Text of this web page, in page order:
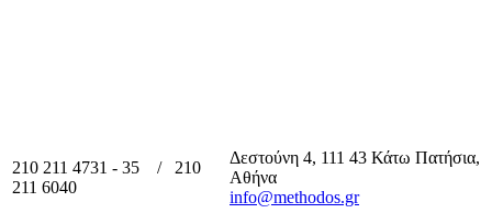
210 211 4731 - 35 / 210
211 6040
Δεστούνη 4, 111 43 Κάτω Πατήσια,
Αθήνα
info@methodos.gr